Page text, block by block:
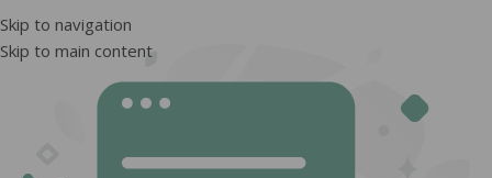
Skip to navigation
Skip to main content